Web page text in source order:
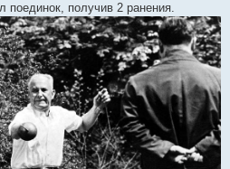
поединок, получив 2 ранения.